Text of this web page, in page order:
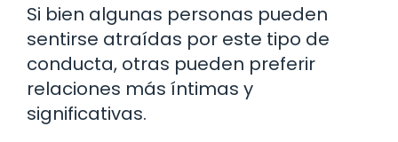
Si bien algunas personas pueden
sentirse atraídas por este tipo de
conducta, otras pueden preferir
relaciones más íntimas y
significativas.